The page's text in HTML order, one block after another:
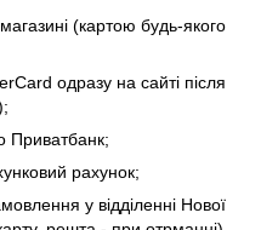
(картою будь-якого
одразу на сайті після
Приватбанк;
рахунок;
у відділенні Нової